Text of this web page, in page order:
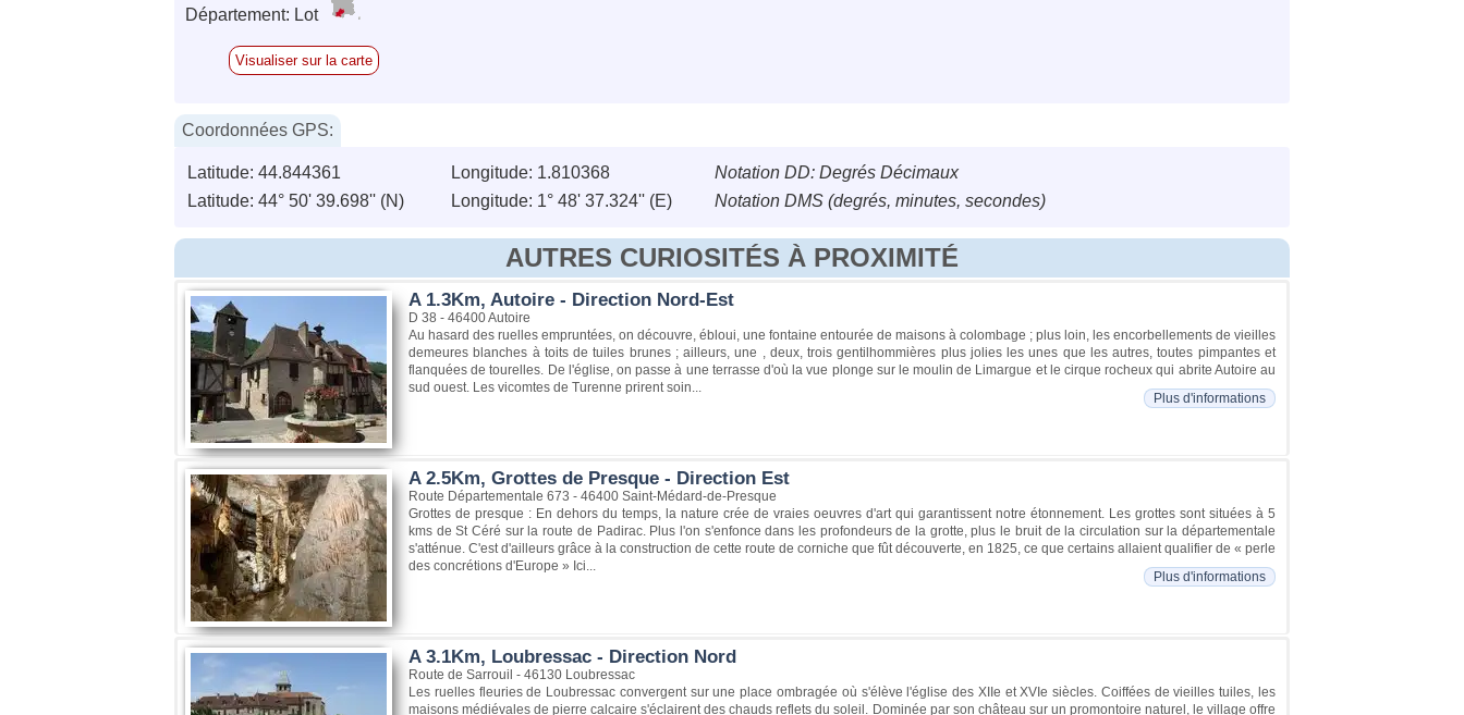
Département: Lot
Visualiser sur la carte
Coordonnées GPS:
Latitude: 44.844361 Longitude: 1.810368
Notation DD: Degrés Décimaux
Latitude: 44° 50' 39.698'' (N)
Longitude: 1° 48' 37.324'' (E) Notation DMS (degrés, minutes, secondes)
AUTRES CURIOSITÉS À PROXIMITÉ
A 1.3Km, Autoire - Direction Nord-Est
D 38 - 46400 Autoire
Au hasard des ruelles empruntées, on découvre, ébloui, une fontaine entourée de maisons à colombage ; plus loin, les encorbellements de vieilles
demeures blanches à toits de tuiles brunes ; ailleurs, une , deux, trois gentilhommières plus jolies les unes que les autres, toutes pimpantes et
flanquées de tourelles. De l'église, on passe à une terrasse d'où la vue plonge sur le moulin de Limargue et le cirque rocheux qui abrite Autoire au
sud ouest. Les vicomtes de Turenne prirent soin...
Plus d'informations
A 2.5Km, Grottes de Presque - Direction Est
Route Départementale 673 - 46400 Saint-Médard-de-Presque
Grottes de presque : En dehors du temps, la nature crée de vraies oeuvres d'art qui garantissent notre étonnement. Les grottes sont situées à 5
kms de St Céré sur la route de Padirac. Plus l'on s'enfonce dans les profondeurs de la grotte, plus le bruit de la circulation sur la départementale
s'atténue. C'est d'ailleurs grâce à la construction de cette route de corniche que fût découverte, en 1825, ce que certains allaient qualifier de « perle
des concrétions d'Europe » Ici...
Plus d'informations
A 3.1Km, Loubressac - Direction Nord
Route de Sarrouil - 46130 Loubressac
Les ruelles fleuries de Loubressac convergent sur une place ombragée où s'élève l'église des XIIe et XVIe siècles. Coiffées de vieilles tuiles, les
maisons médiévales de pierre calcaire s'éclairent des chauds reflets du soleil. Dominée par son château sur un promontoire naturel, le village offre